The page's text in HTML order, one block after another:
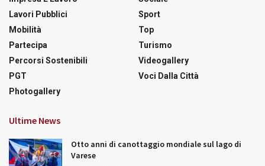
Lavori Pubblici
Mobilità
Partecipa
Percorsi Sostenibili
PGT
Photogallery
Sport
Top
Turismo
Videogallery
Voci Dalla Città
Ultime News
Otto anni di canottaggio mondiale sul lago di
Varese